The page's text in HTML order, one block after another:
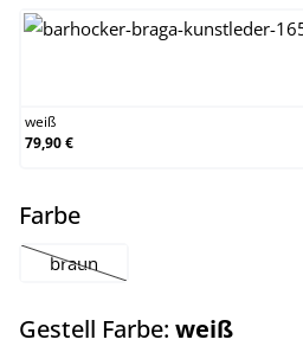
weiß
79,90 €
Farbeauswählen
braun
(Diese Option ist zurzeit nicht
Gestell Farbe: weiß